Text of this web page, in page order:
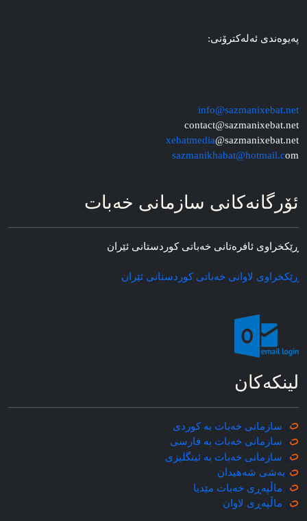
په‌یوه‌ندی ئه‌له‌کترۆنی:
info@sazmanixebat.net
contact@sazmanixebat.net
xebatmedia@sazmanixebat.net
sazmanikhabat@hotmail.com
ئۆرگانه‌کانی سازمانی خه‌بات
ڕێکخراوی ئافره‌تانی خه‌باتی کوردستانی ئێران
ڕێکخراوی لاوانی خه‌باتی کوردستانی ئێران
لینکه‌کان
سازمانی خه‌بات به کوردی
سازمانی خه‌بات به فارسی
سازمانی خه‌بات به ئینگلیزی
به‌شی شه‌هیدان
ماڵپه‌ڕی خه‌بات مێدیا
ماڵپه‌ڕی لاوان